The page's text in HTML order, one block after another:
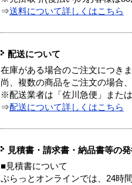
⇒送料について詳しくはこちら
配送について
在庫がある場合のご注文につき
尚、複数の商品をご注文の場合
※配送業者は「佐川急便」また
⇒配送について詳しくはこちら
見積書・請求書・納品書等の
■見積書について
ぷらっとオンラインでは、24時